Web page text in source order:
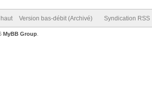
Version bas-débit (Archivé) Syndication RSS
MyBB Group